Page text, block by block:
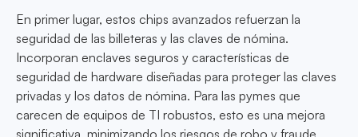
En primer lugar, estos chips avanzados refuerzan la
seguridad de las billeteras y las claves de nómina.
Incorporan enclaves seguros y características de
seguridad de hardware diseñadas para proteger las claves
privadas y los datos de nómina. Para las pymes que
carecen de equipos de TI robustos, esto es una mejora